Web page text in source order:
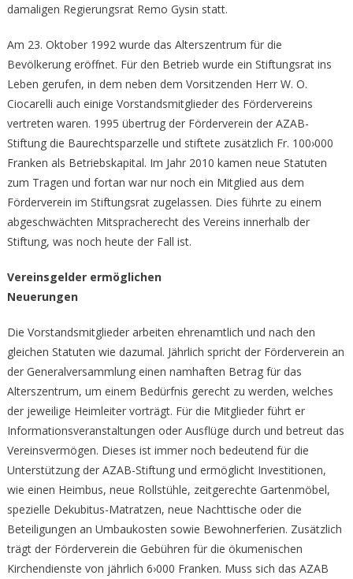
damaligen Regierungsrat Remo Gysin statt.
Am 23. Oktober 1992 wurde das Alterszentrum für die
Bevölkerung eröffnet. Für den Betrieb wurde ein Stiftungsrat ins
Leben gerufen, in dem neben dem Vorsitzenden Herr W. O.
Ciocarelli auch einige Vorstandsmitglieder des Fördervereins
vertreten waren. 1995 übertrug der Förderverein der AZAB-
Stiftung die Baurechtsparzelle und stiftete zusätzlich Fr. 100›000
Franken als Betriebskapital. Im Jahr 2010 kamen neue Statuten
zum Tragen und fortan war nur noch ein Mitglied aus dem
Förderverein im Stiftungsrat zugelassen. Dies führte zu einem
abgeschwächten Mitspracherecht des Vereins innerhalb der
Stiftung, was noch heute der Fall ist.
Vereinsgelder ermöglichen
Neuerungen
Die Vorstandsmitglieder arbeiten ehrenamtlich und nach den
gleichen Statuten wie dazumal. Jährlich spricht der Förderverein an
der Generalversammlung einen namhaften Betrag für das
Alterszentrum, um einem Bedürfnis gerecht zu werden, welches
der jeweilige Heimleiter vorträgt. Für die Mitglieder führt er
Informationsveranstaltungen oder Ausflüge durch und betreut das
Vereinsvermögen. Dieses ist immer noch bedeutend für die
Unterstützung der AZAB-Stiftung und ermöglicht Investitionen,
wie einen Heimbus, neue Rollstühle, zeitgerechte Gartenmöbel,
spezielle Dekubitus-Matratzen, neue Nachttische oder die
Beteiligungen an Umbaukosten sowie Bewohnerferien. Zusätzlich
trägt der Förderverein die Gebühren für die ökumenischen
Kirchendienste von jährlich 6›000 Franken. Muss sich das AZAB